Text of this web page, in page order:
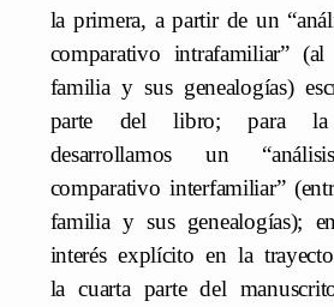
la primera, a partir de un
comparativo intrafamiliar”
familia y sus genealogías)
parte del libro; para la
desarrollamos un
comparativo interfamiliar”
familia y sus genealogías);
interés explícito en la
la cuarta parte del